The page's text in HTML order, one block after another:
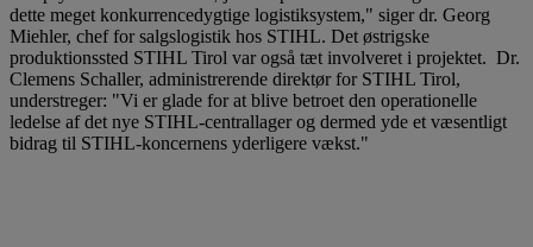
dette meget konkurrencedygtige logistiksystem," siger dr. Georg
Miehler, chef for salgslogistik hos STIHL. Det østrigske
produktionssted STIHL Tirol var også tæt involveret i projektet. Dr.
Clemens Schaller, administrerende direktør for STIHL Tirol,
understreger: "Vi er glade for at blive betroet den operationelle
ledelse af det nye STIHL-centrallager og dermed yde et væsentligt
bidrag til STIHL-koncernens yderligere vækst."